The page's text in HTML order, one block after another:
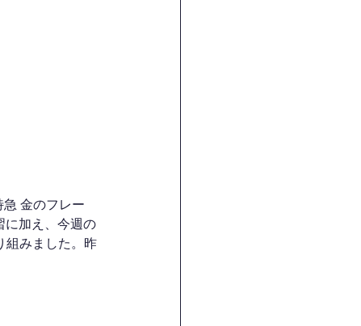
金のフレー
に加え、今週の
組みました。昨